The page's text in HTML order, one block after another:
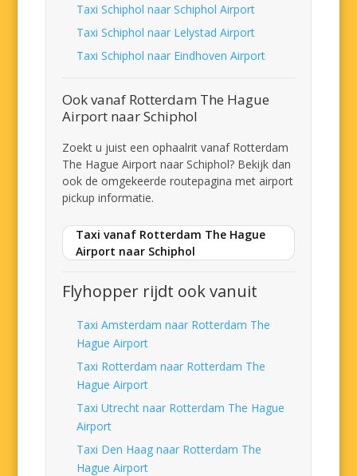
Taxi Schiphol naar Schiphol Airport
Taxi Schiphol naar Lelystad Airport
Taxi Schiphol naar Eindhoven Airport
Ook vanaf Rotterdam The Hague
Airport naar Schiphol
Zoekt u juist een ophaalrit vanaf Rotterdam
The Hague Airport naar Schiphol? Bekijk dan
ook de omgekeerde routepagina met airport
pickup informatie.
Taxi vanaf Rotterdam The Hague
Airport naar Schiphol
Flyhopper rijdt ook vanuit
Taxi Amsterdam naar Rotterdam The
Hague Airport
Taxi Rotterdam naar Rotterdam The
Hague Airport
Taxi Utrecht naar Rotterdam The Hague
Airport
Taxi Den Haag naar Rotterdam The
Hague Airport